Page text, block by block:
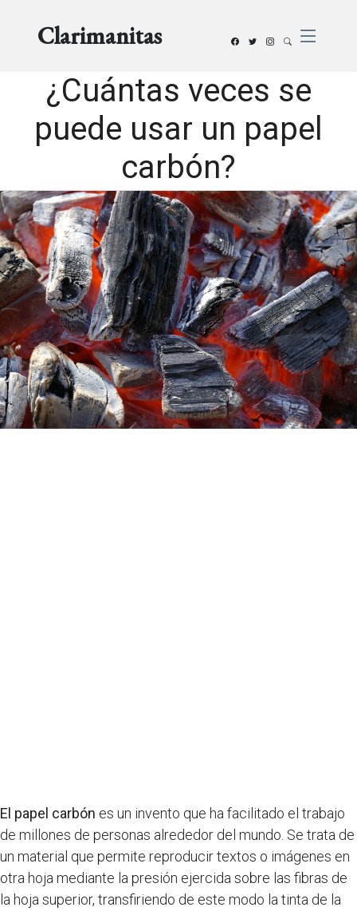
Clarimanitas
¿Cuántas veces se
puede usar un papel
carbón?
El papel carbón es un invento que ha facilitado el trabajo
de millones de personas alrededor del mundo. Se trata de
un material que permite reproducir textos o imágenes en
otra hoja mediante la presión ejercida sobre las fibras de
la hoja superior, transfiriendo de este modo la tinta de la